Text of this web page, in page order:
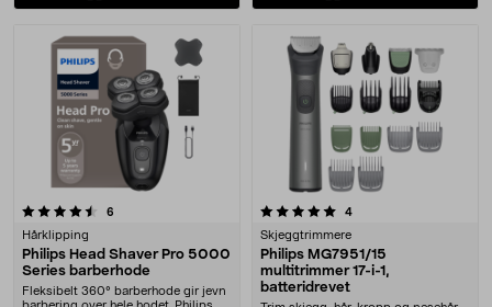
6
Hårklipping
Philips Head Shaver Pro 5000
Series barberhode
Fleksibelt 360° barberhode gir jevn
5.0 av 5 stjerner 4anmeldelser
Skjeggtrimmere
Philips MG7951/15
multitrimmer 17-i-1,
batteridrevet